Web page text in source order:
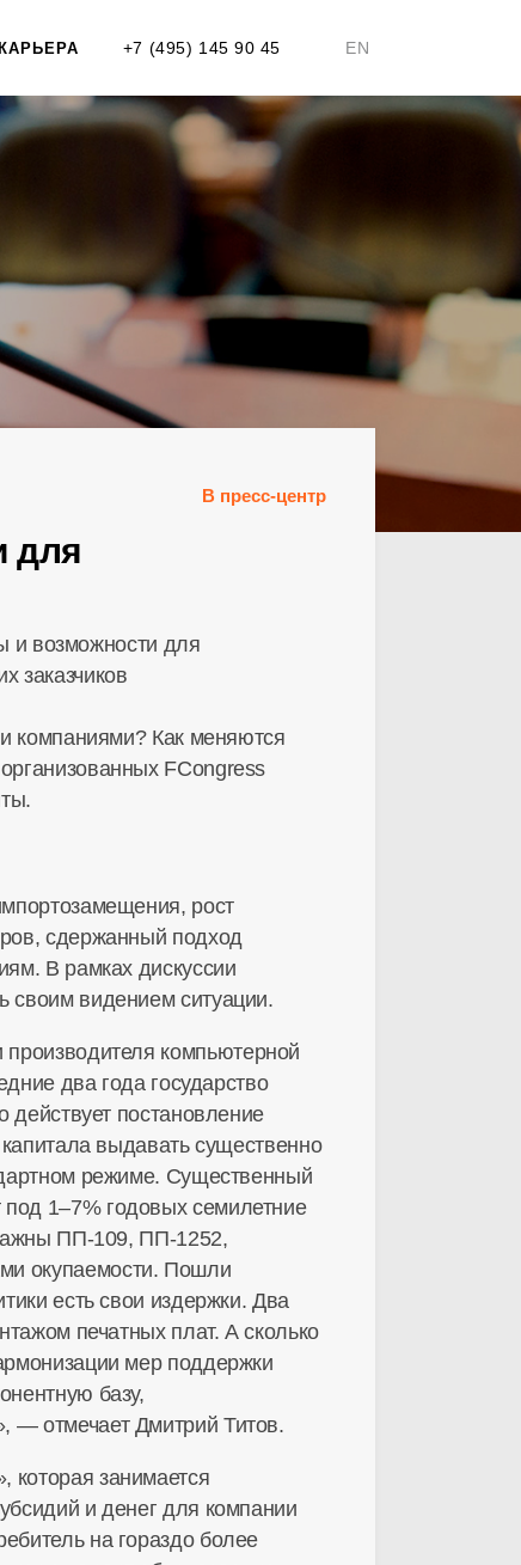
+7 (495) 145 90 45 EN
КАРЬЕРА
В пресс-центр
для
компаниями? Как меняются
FCongress
рост
сдержанный подход
В рамках дискуссии
своим видением ситуации.
производителя компьютерной
два года государство
постановление
выдавать существенно
режиме. Существенный
1–7% годовых семилетние
ПП-109, ПП-1252,
окупаемости. Пошли
есть свои издержки. Два
печатных плат. А сколько
мер поддержки
базу,
— отмечает Дмитрий Титов.
которая занимается
и денег для компании
на гораздо более